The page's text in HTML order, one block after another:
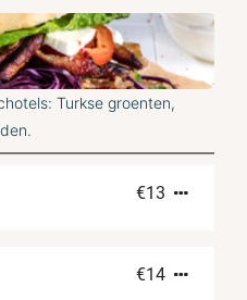
Turkse groenten,
€13
€14